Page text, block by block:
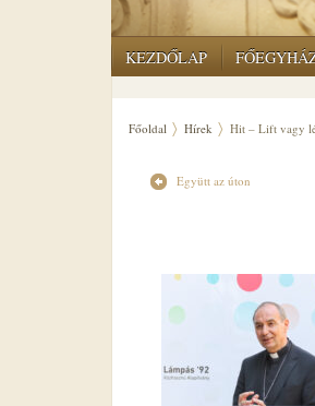
KEZDŐLAP
Főoldal Hírek Hit – Lift vagy
Együtt az úton